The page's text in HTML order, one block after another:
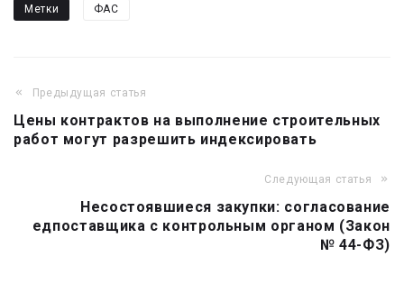
Метки ФАС
Навигация
по
записям
Предыдущая статья
Цены контрактов на выполнение строительных
работ могут разрешить индексировать
Следующая статья
Несостоявшиеся закупки: согласование
едпоставщика с контрольным органом (Закон
№ 44-ФЗ)